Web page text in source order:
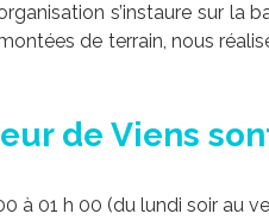
s’instaure sur la
de terrain, nous
de Viens
à 01 h 00 (du lundi soir au